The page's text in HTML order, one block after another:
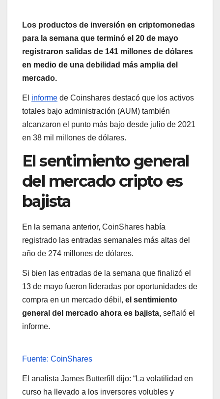
Los productos de inversión en criptomonedas
para la semana que terminó el 20 de mayo
registraron salidas de 141 millones de dólares
en medio de una debilidad más amplia del
mercado.
El informe de Coinshares destacó que los activos
totales bajo administración (AUM) también
alcanzaron el punto más bajo desde julio de 2021
en 38 mil millones de dólares.
El sentimiento general
del mercado cripto es
bajista
En la semana anterior, CoinShares había
registrado las entradas semanales más altas del
año de 274 millones de dólares.
Si bien las entradas de la semana que finalizó el
13 de mayo fueron lideradas por oportunidades de
compra en un mercado débil, el sentimiento
general del mercado ahora es bajista, señaló el
informe.
Fuente: CoinShares
El analista James Butterfill dijo: “La volatilidad en
curso ha llevado a los inversores volubles y